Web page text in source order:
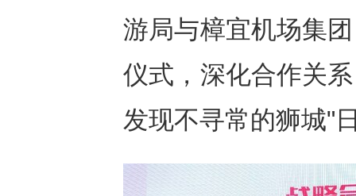
游局与樟宜机场集
仪式，深化合作关
发现不寻常的狮城"